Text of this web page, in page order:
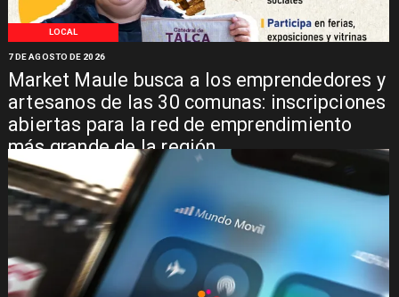
LOCAL
Market Maule busca a los emprendedores y
artesanos de las 30 comunas: inscripciones
abiertas para la red de emprendimiento
más grande de la región
7 DE AGOSTO DE 2026